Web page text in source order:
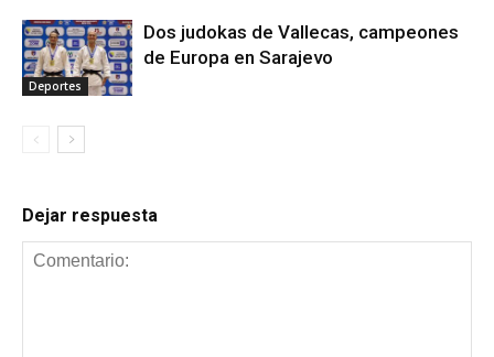
Deportes
Dos judokas de Vallecas, campeones
de Europa en Sarajevo
Dejar respuesta